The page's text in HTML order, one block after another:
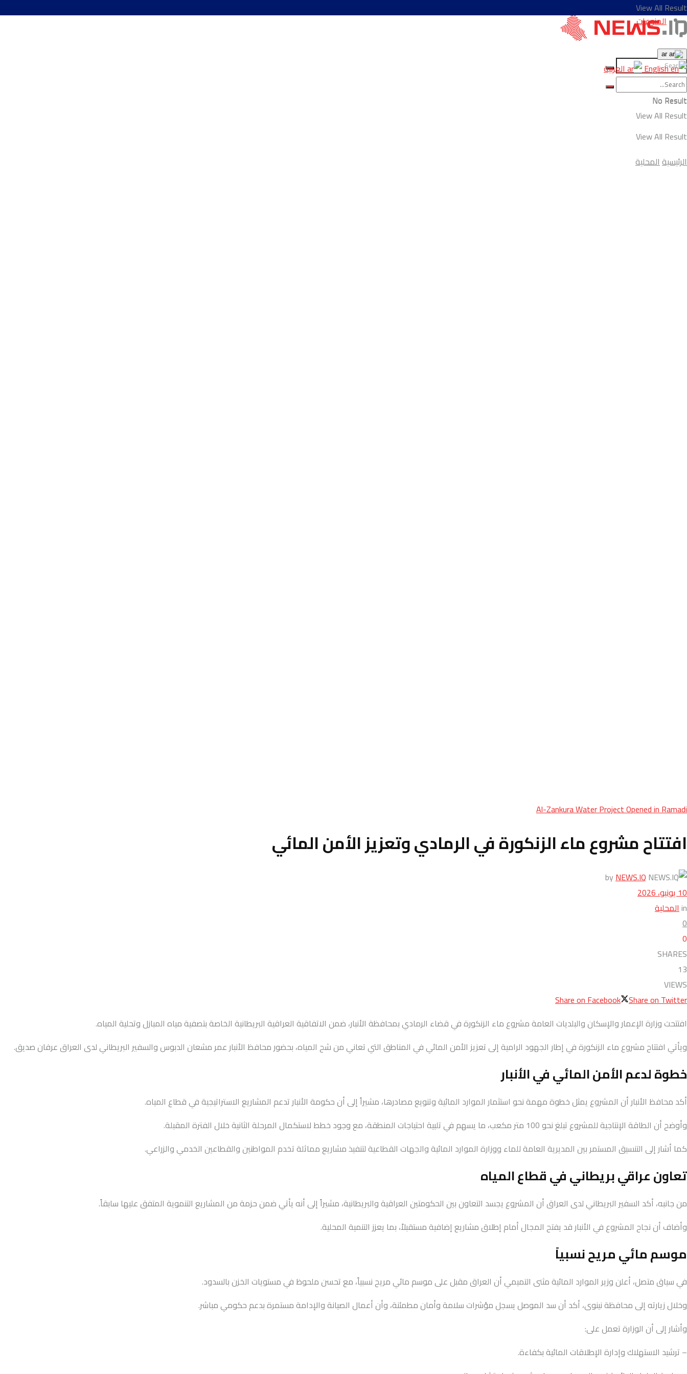
المنوعات
No Result
View All Result
View All Result
ar
English العربية
No Result
View All Result
الرئيسيةالمحلية
Al-Zankura Water Project Opened in Ramadi
افتتاح مشروع ماء الزنكورة في الرمادي وتعزيز الأمن المائي
byNEWS.IQ
10 يونيو، 2026
inالمحلية
0
0
SHARES
13
VIEWS
Share on Facebook Share on Twitter
افتتحت وزارة الإعمار والإسكان والبلديات العامة مشروع ماء الزنكورة في قضاء الرمادي بمحافظة الأنبار، ضمن الاتفاقية العراقية البريطانية الخاصة بتصفية مياه المبازل وتحلية المياه.
ويأتي افتتاح مشروع ماء الزنكورة في إطار الجهود الرامية إلى تعزيز الأمن المائي في المناطق التي تعاني من شح المياه، بحضور محافظ الأنبار عمر مشعان الدبوس والسفير البريطاني لدى العراق عرفان صديق.
خطوة لدعم الأمن المائي في الأنبار
أكد محافظ الأنبار أن المشروع يمثل خطوة مهمة نحو استثمار الموارد المائية وتنويع مصادرها، مشيراً إلى أن حكومة الأنبار تدعم المشاريع الاستراتيجية في قطاع المياه.
وأوضح أن الطاقة الإنتاجية للمشروع تبلغ نحو 100 متر مكعب، ما يسهم في تلبية احتياجات المنطقة، مع وجود خطط لاستكمال المرحلة الثانية خلال الفترة المقبلة.
كما أشار إلى التنسيق المستمر بين المديرية العامة للماء ووزارة الموارد المائية والجهات القطاعية لتنفيذ مشاريع مماثلة تخدم المواطنين والقطاعين الخدمي والزراعي.
تعاون عراقي بريطاني في قطاع المياه
من جانبه، أكد السفير البريطاني لدى العراق أن المشروع يجسد التعاون بين الحكومتين العراقية والبريطانية، مشيراً إلى أنه يأتي ضمن حزمة من المشاريع التنموية المتفق عليها سابقاً.
وأضاف أن نجاح المشروع في الأنبار قد يفتح المجال أمام إطلاق مشاريع إضافية مستقبلاً، بما يعزز التنمية المحلية.
موسم مائي مريح نسبياً
في سياق متصل، أعلن وزير الموارد المائية مثنى التميمي أن العراق مقبل على موسم مائي مريح نسبياً، مع تحسن ملحوظ في مستويات الخزن بالسدود.
وخلال زيارته إلى محافظة نينوى، أكد أن سد الموصل يسجل مؤشرات سلامة وأمان مطمئنة، وأن أعمال الصيانة والإدامة مستمرة بدعم حكومي مباشر.
وأشار إلى أن الوزارة تعمل على:
– ترشيد الاستهلاك وإدارة الإطلاقات المائية بكفاءة.